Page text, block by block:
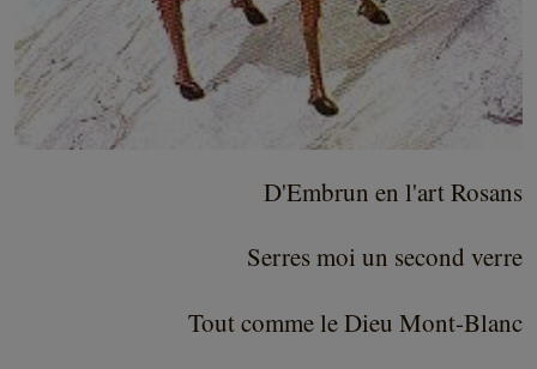
D'Embrun en l'art Rosans
Serres moi un second verre
Tout comme le Dieu Mont-Blanc